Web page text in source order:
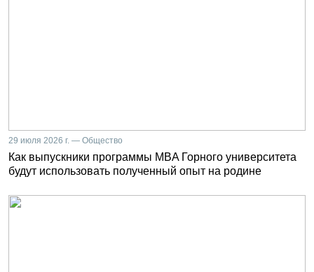
29 июля 2026 г. — Общество
Как выпускники программы MBA Горного университета
будут использовать полученный опыт на родине